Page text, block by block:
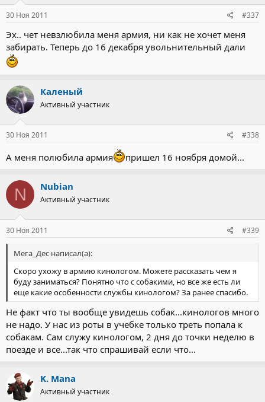
30 Ноя 2011 #337
Эх.. чет невзлюбила меня армия, ни как не хочет меня
забирать. Теперь до 16 декабря увольнительный дали
Каленый
Активный участник
30 Ноя 2011 #338
А меня полюбила армия пришел 16 ноября домой...
N Nubian
Активный участник
30 Ноя 2011 #339
Мега_Дес написал(а):
Скоро ухожу в армию кинологом. Можете рассказать чем я
буду заниматься? Понятно что с собакими, но все же есть ли
еще какие особенности службы кинологом? За ранее спасибо.
Не факт что ты вообще увидешь собак...кинологов много
не надо. У нас из роты в учебке только треть попала к
собакам. Сам служу кинологом, 2 дня до точки неделю в
поезде и все...так что спрашивай если что...
K. Mana
Активный участник